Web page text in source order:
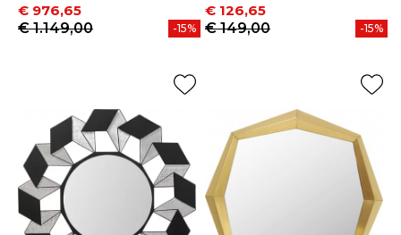
Prijs
€ 976,65
Normale prijs
€ 1.149,00
-15%
Prijs
€ 126,65
Normale prijs
€ 149,00
-15%